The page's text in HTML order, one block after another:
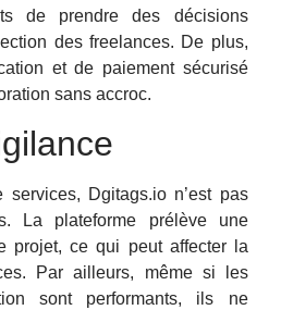
de prendre des décisions
des freelances. De plus,
et de paiement sécurisé
sans accroc.
Dgitags.io n’est pas
La plateforme prélève une
projet, ce qui peut affecter la
Par ailleurs, même si les
sont performants, ils ne